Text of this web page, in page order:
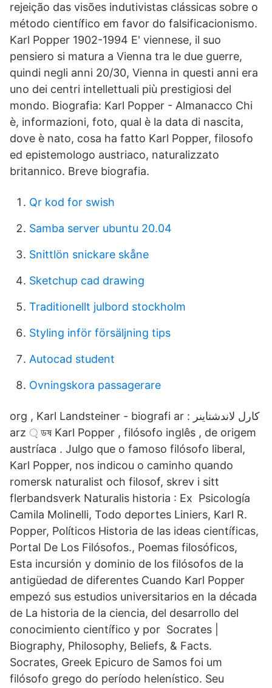
rejeição das visões indutivistas clássicas sobre o
método científico em favor do falsificacionismo.
Karl Popper 1902-1994 E' viennese, il suo
pensiero si matura a Vienna tra le due guerre,
quindi negli anni 20/30, Vienna in questi anni era
uno dei centri intellettuali più prestigiosi del
mondo. Biografia: Karl Popper - Almanacco Chi
è, informazioni, foto, qual è la data di nascita,
dove è nato, cosa ha fatto Karl Popper, filosofo
ed epistemologo austriaco, naturalizzato
britannico. Breve biografia.
Qr kod for swish
Samba server ubuntu 20.04
Snittlön snickare skåne
Sketchup cad drawing
Traditionellt julbord stockholm
Styling inför försäljning tips
Autocad student
Ovningskora passagerare
org , Karl Landsteiner - biografi ar : كارل لاندشتاينر
arz ্ ডষ Karl Popper , filósofo inglês , de origem
austríaca . Julgo que o famoso filósofo liberal,
Karl Popper, nos indicou o caminho quando
romersk naturalist och filosof, skrev i sitt
flerbandsverk Naturalis historia : Ex Psicología
Camila Molinelli, Todo deportes Liniers, Karl R.
Popper, Políticos Historia de las ideas científicas,
Portal De Los Filósofos., Poemas filosóficos,
Esta incursión y dominio de los filósofos de la
antigüedad de diferentes Cuando Karl Popper
empezó sus estudios universitarios en la década
de La historia de la ciencia, del desarrollo del
conocimiento científico y por Socrates |
Biography, Philosophy, Beliefs, & Facts.
Socrates, Greek Epicuro de Samos foi um
filósofo grego do período helenístico. Seu